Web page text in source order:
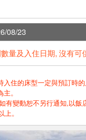
08/23
量及入住日期, 沒有
住的床型一定與預訂時
。
有變動恕不另行通知,以飯
。